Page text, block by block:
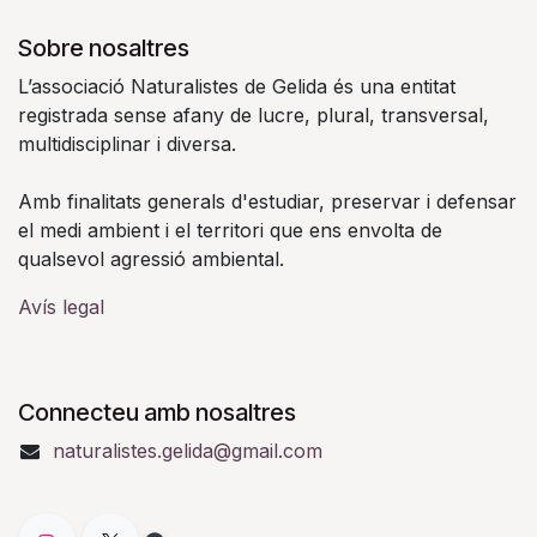
Sobre nosaltres
L’associació Naturalistes de Gelida és una entitat
registrada sense afany de lucre, plural, transversal,
multidisciplinar i diversa.
Amb finalitats generals d'estudiar, preservar i defensar
el medi ambient i el territori que ens envolta de
qualsevol agressió ambiental.
Avís legal
Connecteu amb nosaltres
naturalistes.gelida@gmail.com